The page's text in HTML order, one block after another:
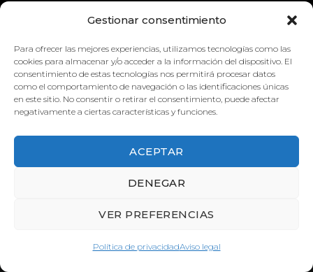
Gestionar consentimiento
Para ofrecer las mejores experiencias, utilizamos tecnologías como las
cookies para almacenar y/o acceder a la información del dispositivo. El
consentimiento de estas tecnologías nos permitirá procesar datos
como el comportamiento de navegación o las identificaciones únicas
en este sitio. No consentir o retirar el consentimiento, puede afectar
negativamente a ciertas características y funciones.
ACEPTAR
DENEGAR
VER PREFERENCIAS
Política de privacidadAviso legal